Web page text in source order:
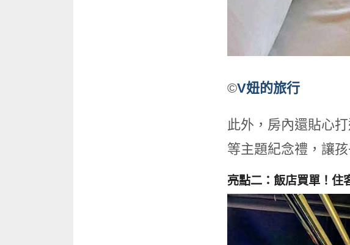
©V妞的旅行
此外，房內還貼心
等主題紀念禮，讓
亮點二：飯店買單！住